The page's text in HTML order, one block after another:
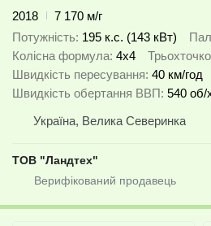
2018
7 170 м/г
Потужність 195 к.с. (143 кВт)
Колісна формула 4x4
Швидкість пересування 40 км/год
Швидкість обертання ВВП 540 об/
Україна, Велика Северинка
ТОВ "Ландтех"